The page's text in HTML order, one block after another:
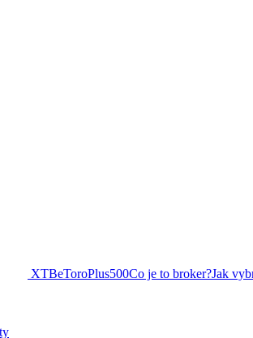
XTBeToroPlus500Co je to broker?Jak